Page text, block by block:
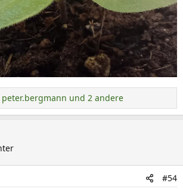
peter.bergmann und 2 andere
#54